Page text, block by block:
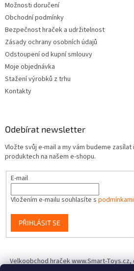
Možnosti doručení
Obchodní podmínky
Bezpečnost hraček a udržitelnost
Zásady ochrany osobních údajů
Odstoupení od kupní smlouvy
Moje objednávka
Stažení výrobků z trhu
Kontakty
Odebírat newsletter
Vložte svůj e-mail a my vám budeme
produktech na našem e-shopu.
E-mail
Vložením e-mailu souhlasíte s
PŘIHLÁSIT SE
Velkoobchod hraček www.Smart-